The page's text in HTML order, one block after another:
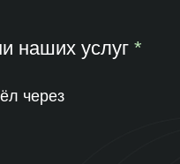
наших услуг *
через